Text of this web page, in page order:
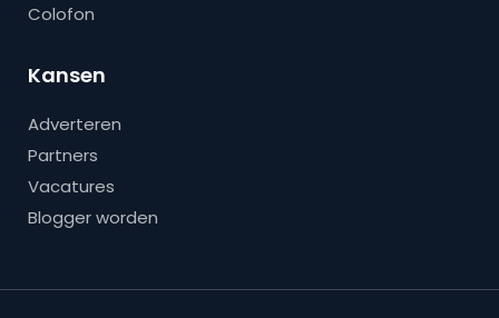
Colofon
Kansen
Adverteren
Partners
Vacatures
Blogger worden